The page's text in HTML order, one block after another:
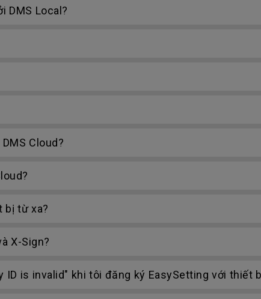
DMS Local?
Cloud?
bị từ xa?
X-Sign?
ID is invalid" khi tôi đăng ký EasySetting với thiết